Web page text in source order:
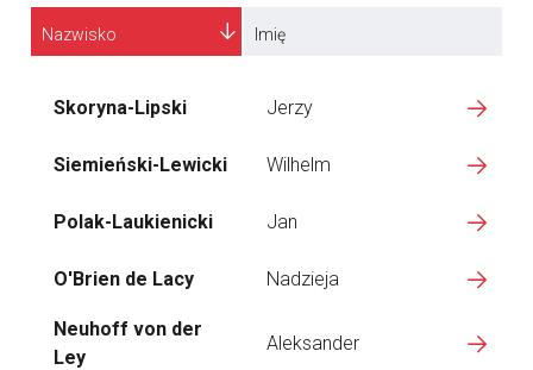
Nazwisko Imię
Skoryna-Lipski Jerzy
Siemieński-Lewicki Wilhelm
Polak-Laukienicki Jan
O'Brien de Lacy Nadzieja
Neuhoff von der
Ley
Aleksander